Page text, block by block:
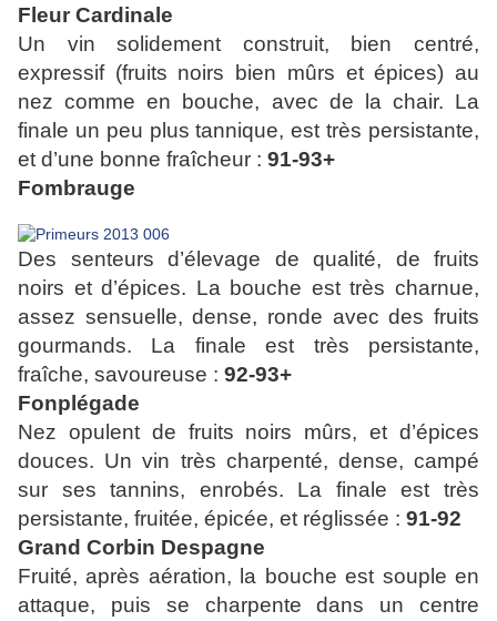
Fleur Cardinale
Un vin solidement construit, bien centré,
expressif (fruits noirs bien mûrs et épices) au
nez comme en bouche, avec de la chair. La
finale un peu plus tannique, est très persistante,
et d’une bonne fraîcheur : 91-93+
Fombrauge
Des senteurs d’élevage de qualité, de fruits
noirs et d’épices. La bouche est très charnue,
assez sensuelle, dense, ronde avec des fruits
gourmands. La finale est très persistante,
fraîche, savoureuse : 92-93+
Fonplégade
Nez opulent de fruits noirs mûrs, et d’épices
douces. Un vin très charpenté, dense, campé
sur ses tannins, enrobés. La finale est très
persistante, fruitée, épicée, et réglissée : 91-92
Grand Corbin Despagne
Fruité, après aération, la bouche est souple en
attaque, puis se charpente dans un centre